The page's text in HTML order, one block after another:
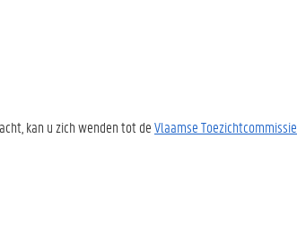
kan u zich wenden tot deVlaamse Toezichtcommissie